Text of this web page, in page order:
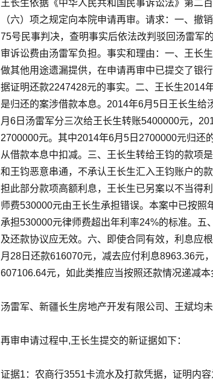
王长生依据《中华人民共和国民事诉讼法》第二
（六）项之规定向本院申请再审。请求：一、撤
75号民事判决，查明事实后依法改判驳回汤雷军
审诉讼费由汤雷军负担。事实和理由：一、王长
做其他用途遗漏提供，在申请再审中已提交了银
据证明还款2247428元的事实。二、王长生2014
是归还的案涉借款本息。2014年6月5日王长生给
月6日汤雷军分三次给王长生转账5400000元，
2700000元。其中2014年6月5日2700000元归还
从借款本息中扣减。三、王长生转给王钧的款项
和王钧恶意串通，不承认王长生汇入王钧账户的
担此部分款项高额利息，王长生已另案以不当得
师费530000元由王长生承担错误。本案中已按照
承担530000元律师费超出年利率24%的标准。五
及还款协议应无效。六、即使合同有效，利息应
月28日还款616070元，减去应付利息8963.36元
607106.64元，如此类推应当按照还款情况递减本
汤雷军、新疆长生房地产开发有限公司、王斌均
再审申请过程中,王长生提交的新证据如下：
证据1：农商行3551卡流水及打款凭据，证明内